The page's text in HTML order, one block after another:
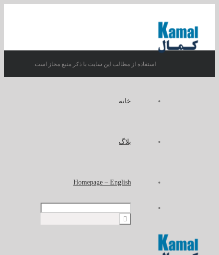
خانه
بلاگ
Homepage – English
استفاده از مطالب این سایت با ذکر منبع مجاز است.